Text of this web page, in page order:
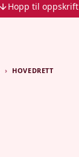
Hopp til oppskrift
› HOVEDRETT